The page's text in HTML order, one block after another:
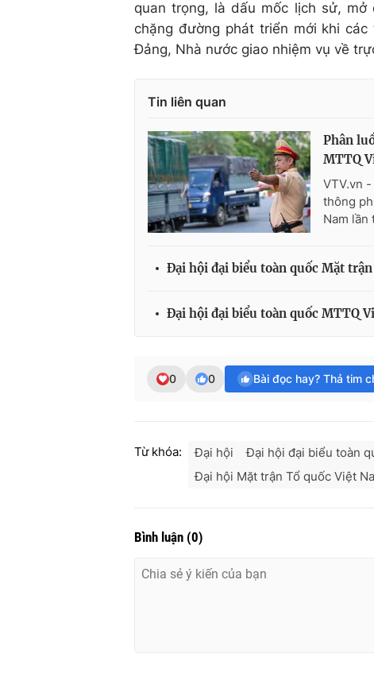
quan trọng, là dấu mốc lịch sử,
chặng đường phát triển mới khi
Đảng, Nhà nước giao nhiệm vụ về
Tin liên quan
Phân
MTTQ
VTV.vn
thông
Nam lần
Đại hội đại biểu toàn quốc Mặt
Đại hội đại biểu toàn quốc MTTQ
0 0 Bài đọc hay? Thả tim
Từ khóa: Đại hội Đại hội đại biểu toàn
Đại hội Mặt trận Tổ quốc Việt
Bình luận (0)